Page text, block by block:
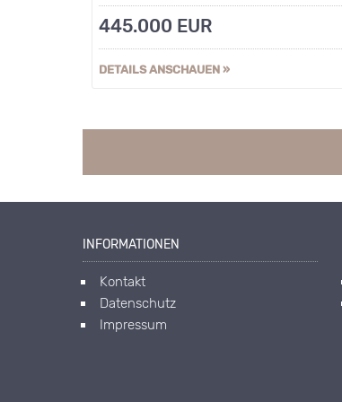
445.000 EUR
DETAILS ANSCHAUEN »
INFORMATIONEN
Kontakt
Datenschutz
Impressum